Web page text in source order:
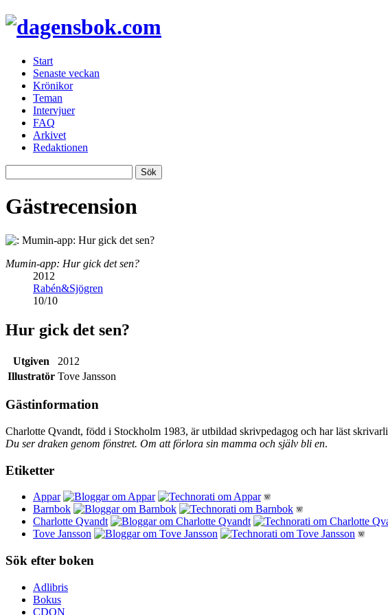
Start
Senaste veckan
Krönikor
Teman
Intervjuer
FAQ
Arkivet
Redaktionen
Gästrecension
Mumin-app: Hur gick det sen?
2012
Rabén&Sjögren
10/10
Hur gick det sen?
Utgiven
2012
Illustratör Tove Jansson
Gästinformation
Charlotte Qvandt, född i Stockholm 1983, är utbildad skrivpedagog och har läst
Du ser draken genom fönstret. Om att förlora sin mamma och själv bli en.
Etiketter
Appar
Barnbok
Charlotte Qvandt
Tove Jansson
Sök efter boken
Adlibris
Bokus
CDON